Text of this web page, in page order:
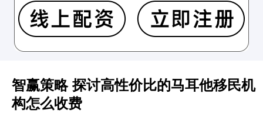
智赢策略 探讨高性价比的马耳他移民机
构怎么收费